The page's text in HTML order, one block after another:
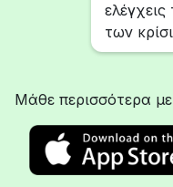
των
Μάθε περισσότερα